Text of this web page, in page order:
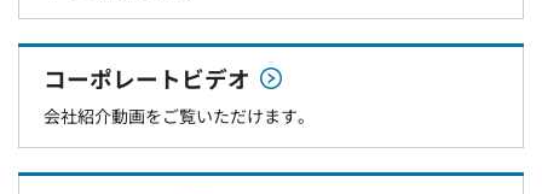
コーポレートビデオ
会社紹介動画をご覧いただけます。